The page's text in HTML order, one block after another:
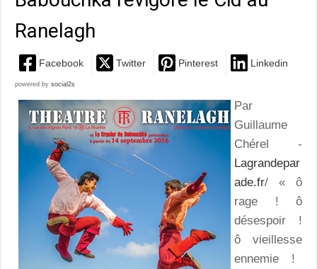
Ranelagh
Facebook Twitter Pinterest Linkedin
powered by social2s
Par
Guillaume
Chérel -
Lagrandepar
ade.fr/ « ô
rage ! ô
désespoir !
ô vieillesse
ennemie !